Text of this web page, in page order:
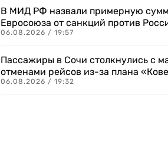
В МИД РФ назвали примерную
Евросоюза от санкций против
06.08.2026 / 19:57
Пассажиры в Сочи столкнулись с
отменами рейсов из-за плана
06.08.2026 / 19:32